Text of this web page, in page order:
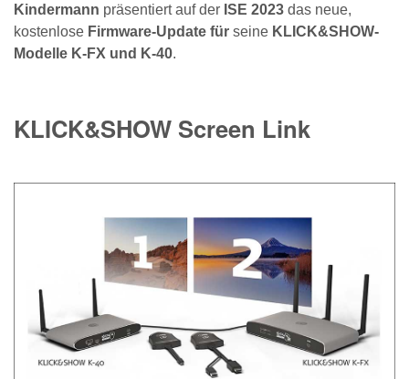
Kindermann präsentiert auf der ISE 2023 das neue,
kostenlose Firmware-Update für seine KLICK&SHOW-
Modelle K-FX und K-40.
KLICK&SHOW Screen Link